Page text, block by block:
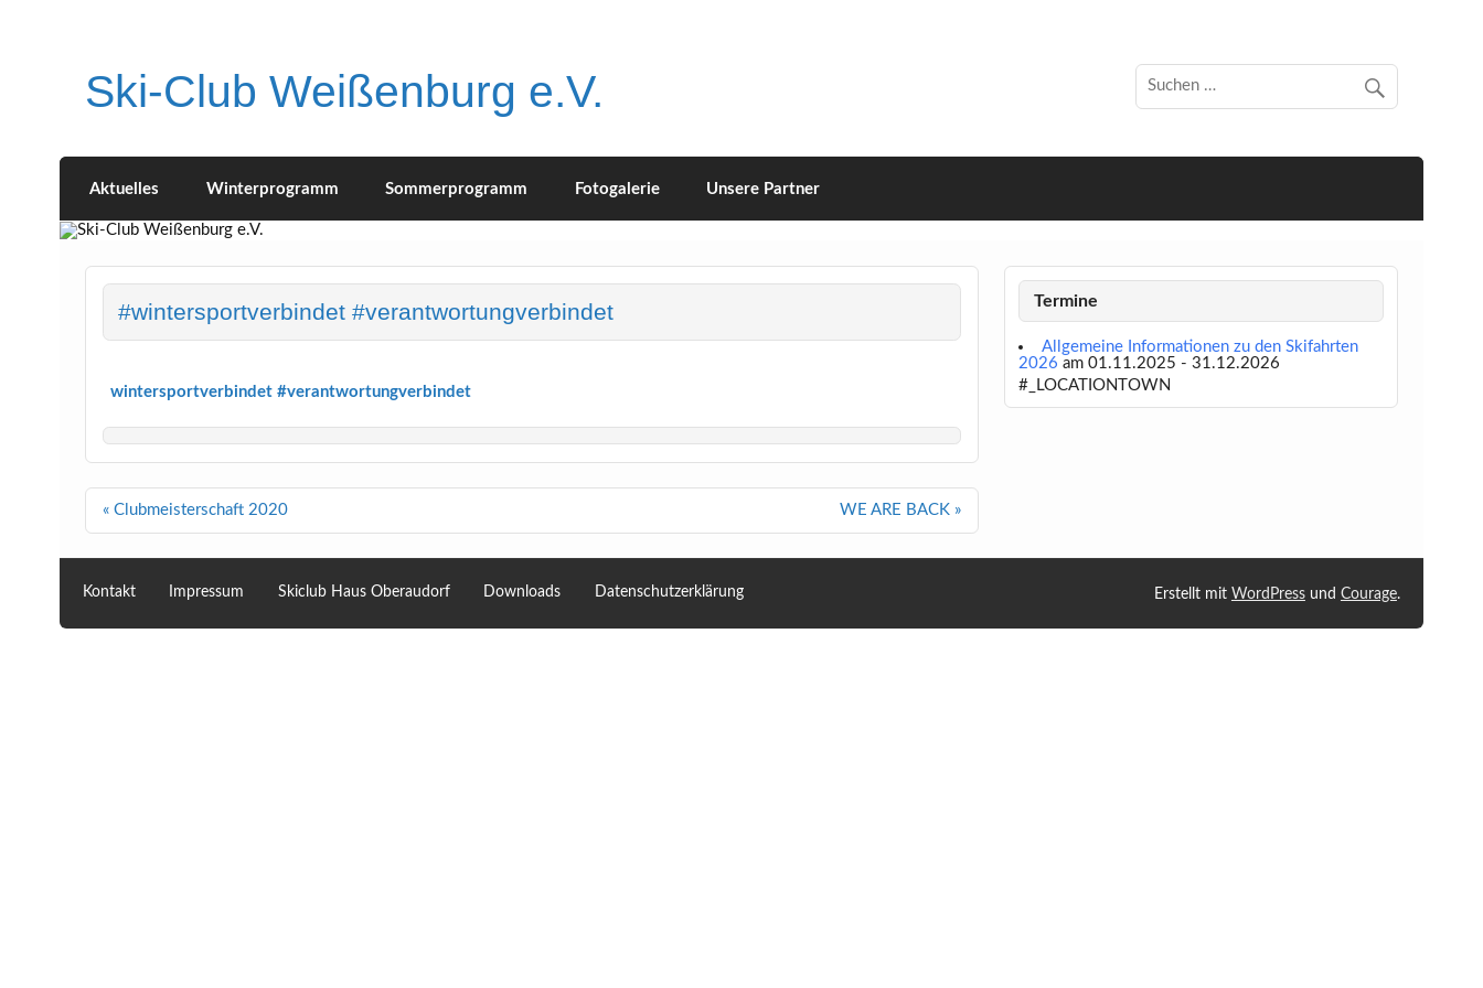
Ski-Club Weißenburg e.V.
Aktuelles Winterprogramm Sommerprogramm Fotogalerie Unsere Partner
#wintersportverbindet #verantwortungverbindet
wintersportverbindet #verantwortungverbindet
Beitragsnavigation
« Clubmeisterschaft 2020 WE ARE BACK »
Termine
Allgemeine Informationen zu den Skifahrten
2026 am 01.11.2025 - 31.12.2026
#_LOCATIONTOWN
Kontakt Impressum Skiclub Haus Oberaudorf Downloads Datenschutzerklärung Erstellt mit WordPressund Courage.